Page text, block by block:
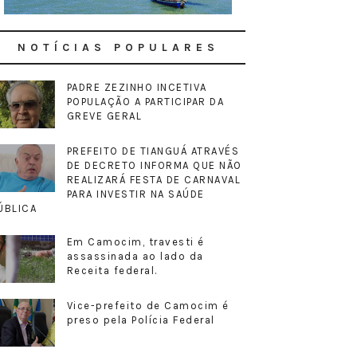
NOTÍCIAS POPULARES
PADRE ZEZINHO INCETIVA
POPULAÇÃO A PARTICIPAR DA
GREVE GERAL
PREFEITO DE TIANGUÁ ATRAVÉS
DE DECRETO INFORMA QUE NÃO
REALIZARÁ FESTA DE CARNAVAL
PARA INVESTIR NA SAÚDE
Em Camocim, travesti é
assassinada ao lado da
Receita federal.
Vice-prefeito de Camocim é
preso pela Polícia Federal